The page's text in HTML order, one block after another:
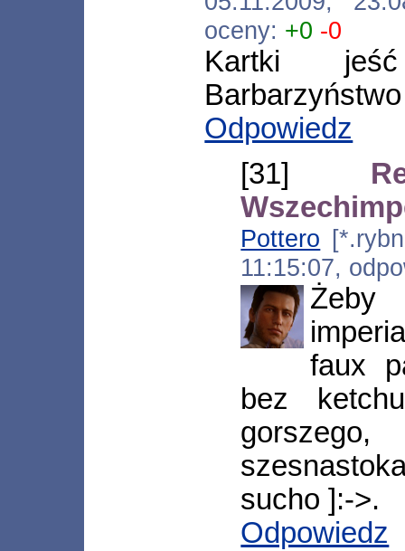
oceny: +0 -0
Kartki
Odpowiedz
[31]
Pottero
11:15:07,
faux
bez
sucho ]:->.
Odpowiedz